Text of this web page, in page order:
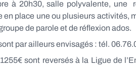
à 20h30, salle polyvalente, une
en place une ou plusieurs activités,
de parole et de réflexion ados.
par ailleurs envisagés : tél.
sont reversés à la Ligue de